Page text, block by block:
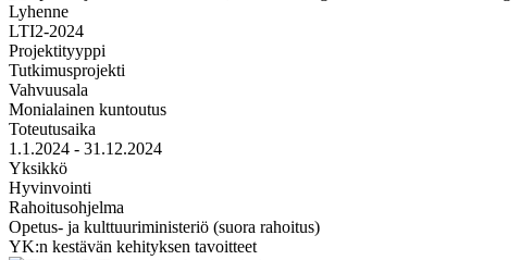
Lyhenne
LTI2-2024
Projektityyppi
Tutkimusprojekti
Vahvuusala
Monialainen kuntoutus
Toteutusaika
1.1.2024 - 31.12.2024
Yksikkö
Hyvinvointi
Rahoitusohjelma
Opetus- ja kulttuuriministeriö (suora rahoitus)
YK:n kestävän kehityksen tavoitteet